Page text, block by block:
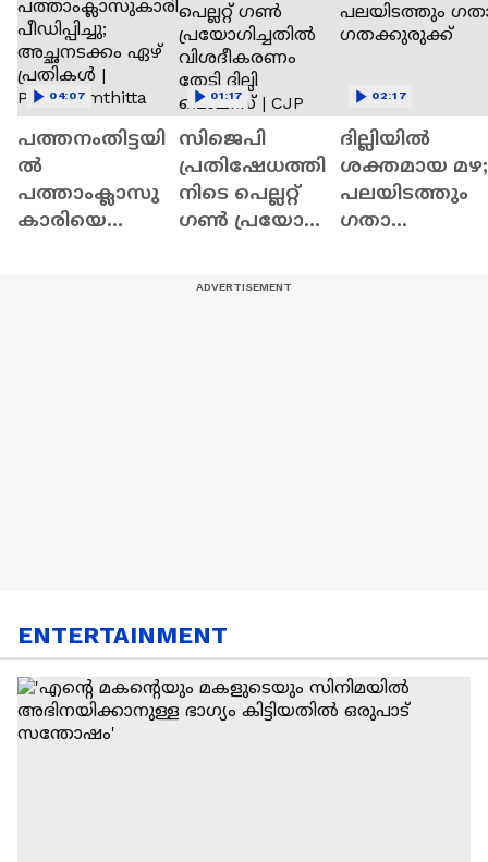
പത്തനംതിട്ടയി
ൽ
പത്താംക്ലാസു
കാരിയെ
04:07
സിജെപി
പ്രതിഷേധത്തി
നിടെ പെല്ലറ്റ് ​
ഗൺ പ്രയോ​
01:17
ദില്ലിയിൽ
ശക്തമായ മഴ;
പലയിടത്തും ​
ഗതാ​
02:17
ENTERTAINMENT